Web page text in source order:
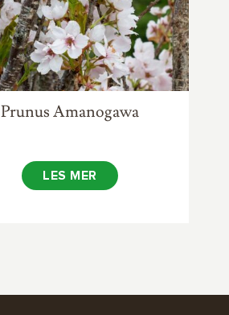
Prunus Amanogawa
LES MER